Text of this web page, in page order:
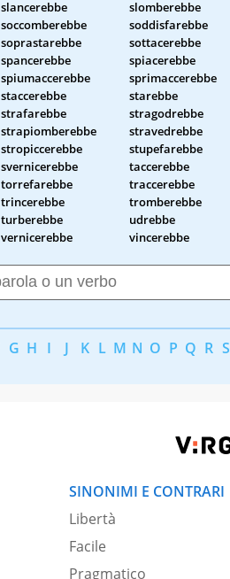
slancerebbe slomberebbe
soccomberebbe soddisfarebbe
soprastarebbe sottacerebbe
spancerebbe spiacerebbe
spiumaccerebbe sprimaccerebbe
staccerebbe starebbe
strafarebbe stragodrebbe
strapiomberebbe stravedrebbe
stropiccerebbe stupefarebbe
svernicerebbe taccerebbe
torrefarebbe traccerebbe
trincerebbe tromberebbe
turberebbe udrebbe
vernicerebbe vincerebbe
G H I J K L M N O P Q R S
SINONIMI E CONTRARI
Libertà
Facile
Pragmatico